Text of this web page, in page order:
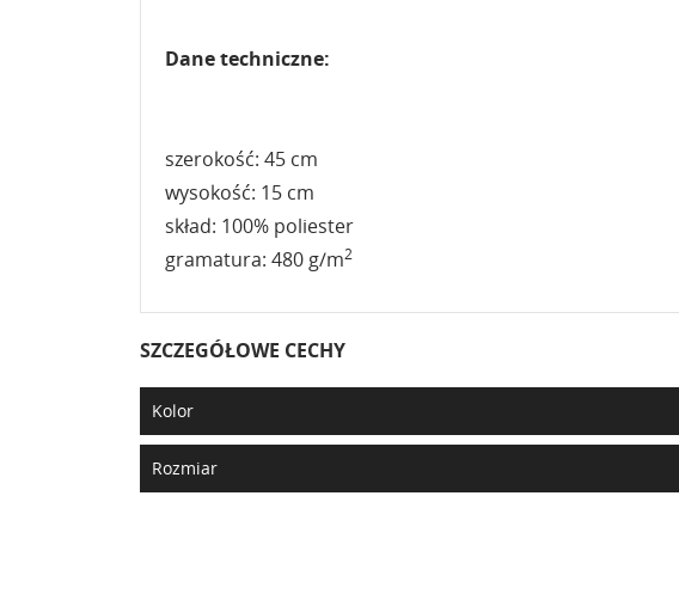
Dane techniczne:
szerokość: 45 cm
wysokość: 15 cm
skład: 100% poliester
gramatura: 480 g/m2
SZCZEGÓŁOWE CECHY
Kolor
Rozmiar